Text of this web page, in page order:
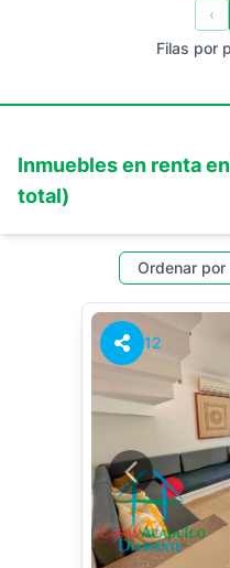
‹
Filas por
Inmuebles en rentaen
total)
Ordenar por
12